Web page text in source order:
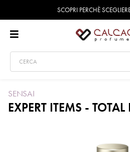
SCOPRI PERCHÈ
SENSAI
EXPERT ITEMS -